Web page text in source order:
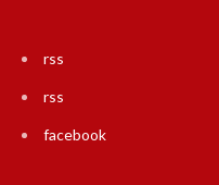
rss
rss
facebook